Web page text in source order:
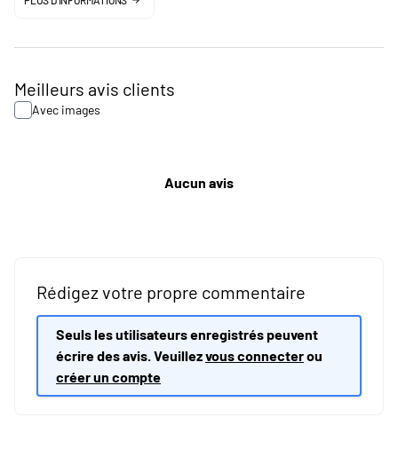
Meilleurs avis clients
Avec images
Aucun avis
Rédigez votre propre commentaire
Seuls les utilisateurs enregistrés peuvent
écrire des avis. Veuillezvous connecterou
créer un compte